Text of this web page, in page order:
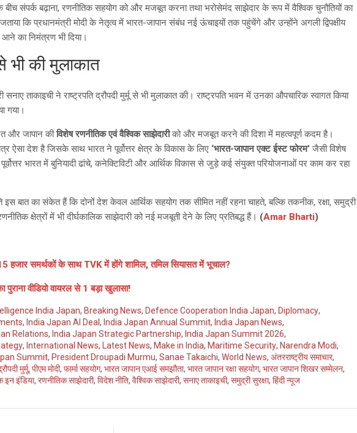
के बीच संपर्क बढ़ाना, रणनीतिक सहयोग को और मजबूत करना तथा भरोसेमंद साझेदार के रूप में वैश्विक चुनौतियों का
कि प्रधानमंत्री मोदी के नेतृत्व में भारत-जापान संबंध नई ऊंचाइयों तक पहुंचेंगे और उन्होंने अगली द्विपक्षीय
का निमंत्रण भी दिया।
से भी की मुलाकात
सनाए ताकाइची ने राष्ट्रपति द्रौपदी मुर्मू से भी मुलाकात की। राष्ट्रपति भवन में उनका औपचारिक स्वागत किया
गया।
और जापान कीविशेष रणनीतिक एवं वैश्विक साझेदारीको और मजबूत करने की दिशा में महत्वपूर्ण कदम है।
ऐसा देश है जिसके साथ भारत ने पूर्वोत्तर क्षेत्र के विकास के लिए ‘भारत-जापान एक्ट ईस्ट फोरम’ जैसी विशेष
भारत में बुनियादी ढांचे, कनेक्टिविटी और आर्थिक विकास से जुड़े कई संयुक्त परियोजनाओं पर काम कर रहा
बात का संकेत हैं कि दोनों देश केवल आर्थिक सहयोग तक सीमित नहीं रहना चाहते, बल्कि तकनीक, रक्षा, समुद्री
क्षेत्रों में भी दीर्घकालिक साझेदारी को नई मजबूती देने के लिए प्रतिबद्ध हैं। (Amar Bharti)
हजार समर्थकों के साथ TVK में होंगे शामिल, तमिल सियासत में भूचाल?
वीडियो वायरल से 1 बड़ा खुलासा!
India Japan, Breaking News, Defence Cooperation India Japan, Diplomacy,
, India Japan AI Deal, India Japan Annual Summit, India Japan News,
Relations, India Japan Strategic Partnership, India Japan Summit 2026,
, International News, Latest News, Make in India, Maritime Security, Narendra Modi,
Summit, President Droupadi Murmu,Sanae Takaichi,World News,अंतरराष्ट्रीय समाचार,
मुर्मू,पीएम मोदी,फार्मा सहयोग,भारत जापान एआई समझौता,भारत जापान रक्षा सहयोग,भारत जापान शिखर सम्मेलन,
इन इंडिया,रणनीतिक साझेदारी,विदेश नीति,वैश्विक साझेदारी,सनाए ताकाइची,समुद्री सुरक्षा,हिंदी न्यूज